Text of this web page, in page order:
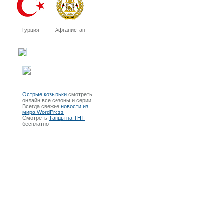
Турция Афганистан
Острые козырьки смотреть
онлайн все сезоны и серии.
Всегда свежие новости из
мира WordPress
Смотреть Танцы на ТНТ
бесплатно